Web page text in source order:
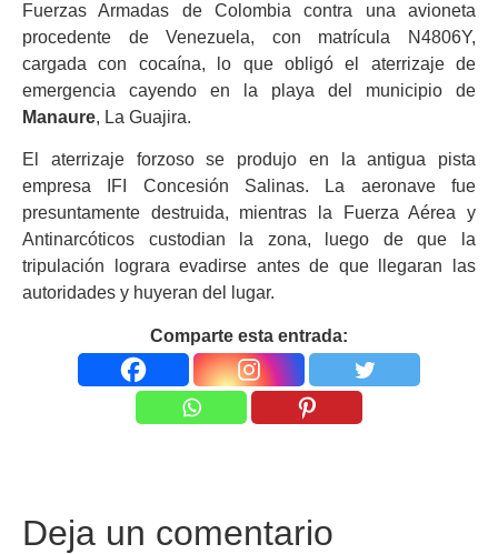
Fuerzas Armadas de Colombia contra una avioneta
procedente de Venezuela, con matrícula N4806Y,
cargada con cocaína, lo que obligó el aterrizaje de
emergencia cayendo en la playa del municipio de
Manaure, La Guajira.
El aterrizaje forzoso se produjo en la antigua pista
empresa IFI Concesión Salinas. La aeronave fue
presuntamente destruida, mientras la Fuerza Aérea y
Antinarcóticos custodian la zona, luego de que la
tripulación lograra evadirse antes de que llegaran las
autoridades y huyeran del lugar.
Comparte esta entrada:
Deja un comentario